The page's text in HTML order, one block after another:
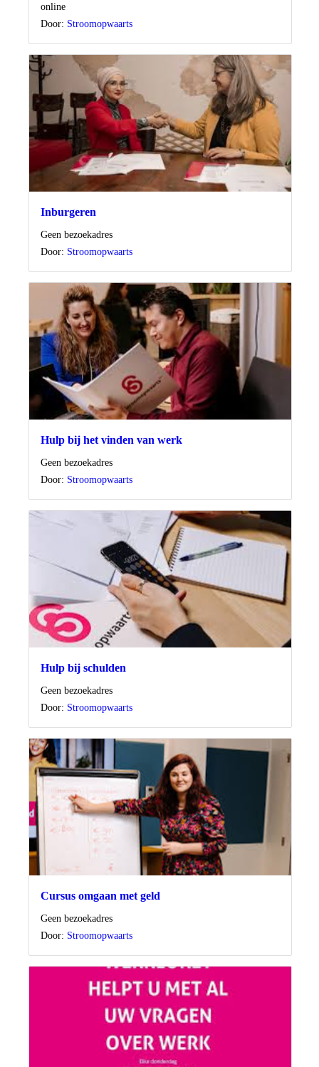
Locatie
online
Door: Stroomopwaarts
Inburgeren
Locatie
Geen bezoekadres
Door: Stroomopwaarts
Hulp bij het vinden van werk
Locatie
Geen bezoekadres
Door: Stroomopwaarts
Hulp bij schulden
Locatie
Geen bezoekadres
Door: Stroomopwaarts
Cursus omgaan met geld
Locatie
Geen bezoekadres
Door: Stroomopwaarts